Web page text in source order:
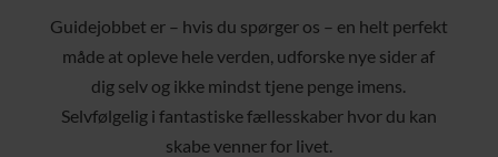
Guidejobbet er – hvis du spørger os – en helt perfekt
måde at opleve hele verden, udforske nye sider af
dig selv og ikke mindst tjene penge imens.
Selvfølgelig i fantastiske fællesskaber hvor du kan
skabe venner for livet.